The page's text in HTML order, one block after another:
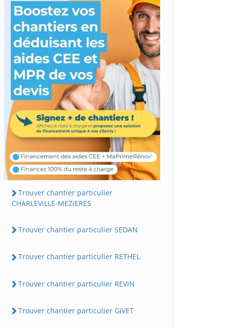
Trouver chantier particulier
CHARLEViLLE-MEZiERES
Trouver chantier particulier SEDAN
Trouver chantier particulier RETHEL
Trouver chantier particulier REViN
Trouver chantier particulier GiVET